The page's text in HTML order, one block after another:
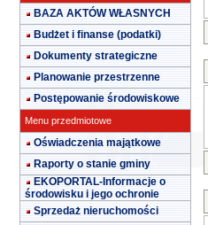
BAZA AKTÓW WŁASNYCH
Budżet i finanse (podatki)
Dokumenty strategiczne
Planowanie przestrzenne
Postępowanie środowiskowe
Menu przedmiotowe
Oświadczenia majątkowe
Raporty o stanie gminy
EKOPORTAL-Informacje o
środowisku i jego ochronie
Sprzedaż nieruchomości